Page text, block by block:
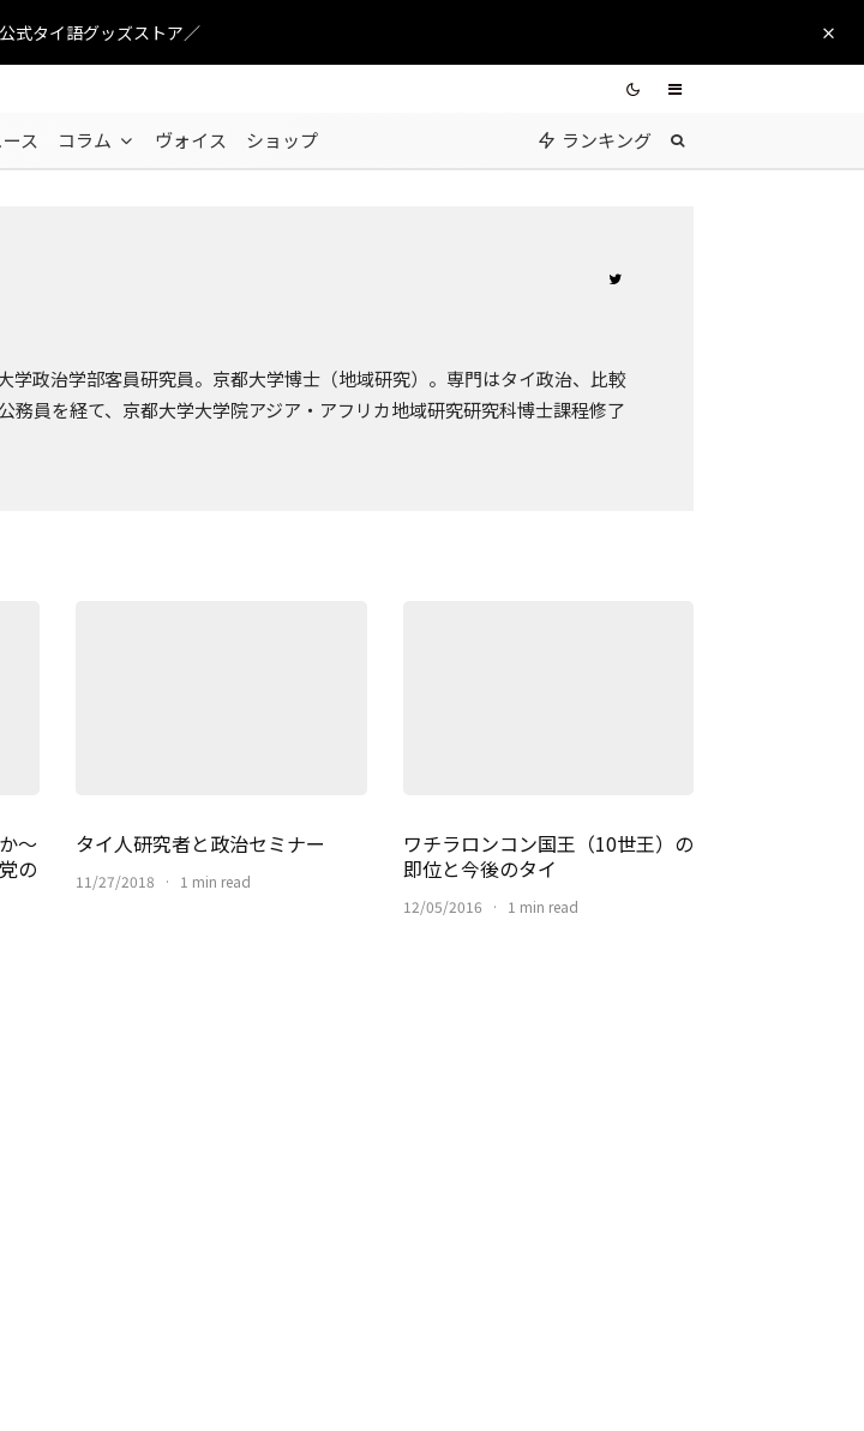
式タイ語グッズストア／
ス コラム ヴォイス ショップ ランキング
学政治学部客員研究員。京都大学博士（地域研究）。専門はタイ政治、比較
務員を経て、京都大学大学院アジア・アフリカ地域研究研究科博士課程修了
〜
の
タイ人研究者と政治セミナー
11/27/2018 · 1 min read
ワチラロンコン国王（10世王）の
即位と今後のタイ
12/05/2016 · 1 min read